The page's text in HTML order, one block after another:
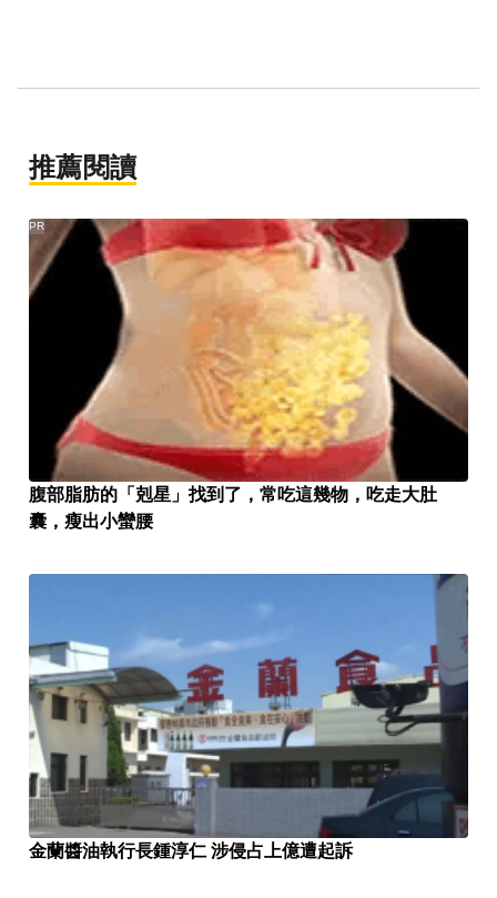
推薦閱讀
腹部脂肪的「剋星」找到了，常吃這幾物，吃走大肚
囊，瘦出小蠻腰
PR
​金蘭醬油執行長鍾淳仁 涉侵占上億遭起訴